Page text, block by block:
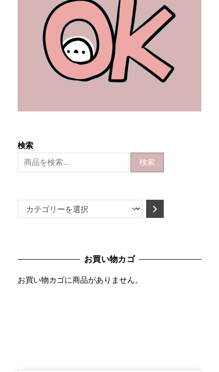
検索
検索
テ
ー
お買い物カゴ
お買い物カゴに商品がありません。